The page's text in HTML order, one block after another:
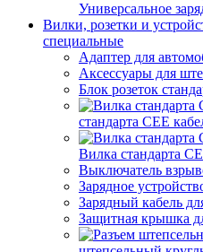
Универсальное
Вилки, розетки и
специальные
Адаптер для
Аксессуары для
Блок розеток
стандарта CEE
Вилка стандарта
Выключатель
Зарядное
Зарядный кабель
Защитная крышка